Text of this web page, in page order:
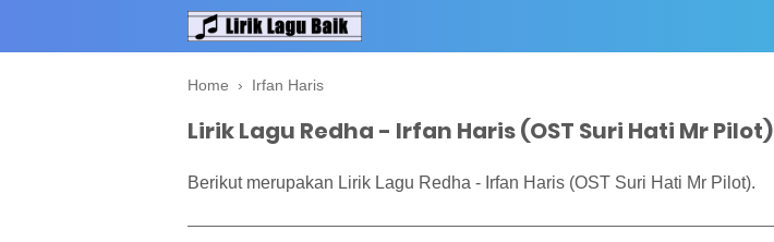
Home › Irfan Haris
Lirik Lagu Redha - Irfan Haris (OST Suri Hati Mr Pilot)
Berikut merupakan Lirik Lagu Redha - Irfan Haris (OST Suri Hati Mr Pilot).